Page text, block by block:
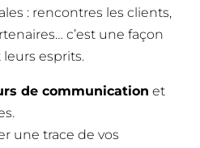
: rencontres les clients,
c’est une façon
esprits.
de communication et
une trace de vos